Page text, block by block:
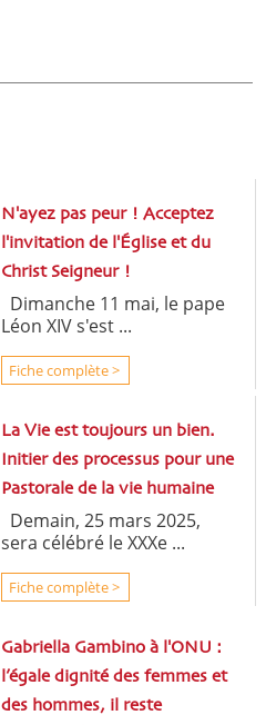
N'ayez pas peur ! Acceptez
l'invitation de l'Église et du
Christ Seigneur !
Dimanche 11 mai, le pape
Léon XIV s'est ...
Fiche complète >
La Vie est toujours un bien.
Initier des processus pour une
Pastorale de la vie humaine
Demain, 25 mars 2025,
sera célébré le XXXe ...
Fiche complète >
Gabriella Gambino à l'ONU :
l’égale dignité des femmes et
des hommes, il reste